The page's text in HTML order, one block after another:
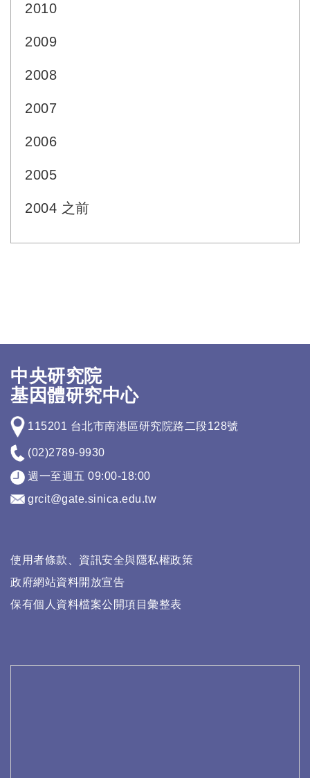
2010
2009
2008
2007
2006
2005
2004 之前
中央研究院
基因體研究中心
115201 台北市南港區研究院路二段128號
(02)2789-9930
週一至週五 09:00-18:00
grcit@gate.sinica.edu.tw
使用者條款、資訊安全與隱私權政策
政府網站資料開放宣告
保有個人資料檔案公開項目彙整表